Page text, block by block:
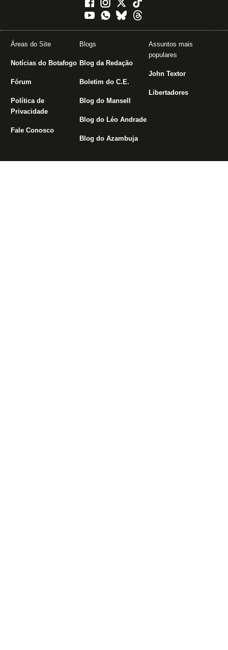
Áreas do Site
Notícias do Botafogo
Fórum
Política de
Privacidade
Fale Conosco
Blogs
Blog da Redação
Boletim do C.E.
Blog do Mansell
Blog do Léo Andrade
Blog do Azambuja
Assuntos mais
populares
John Textor
Libertadores